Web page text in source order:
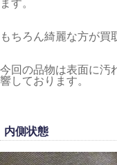
ます。
もちろん綺麗な方が買
今回の品物は表面に汚
響しております。
内側状態